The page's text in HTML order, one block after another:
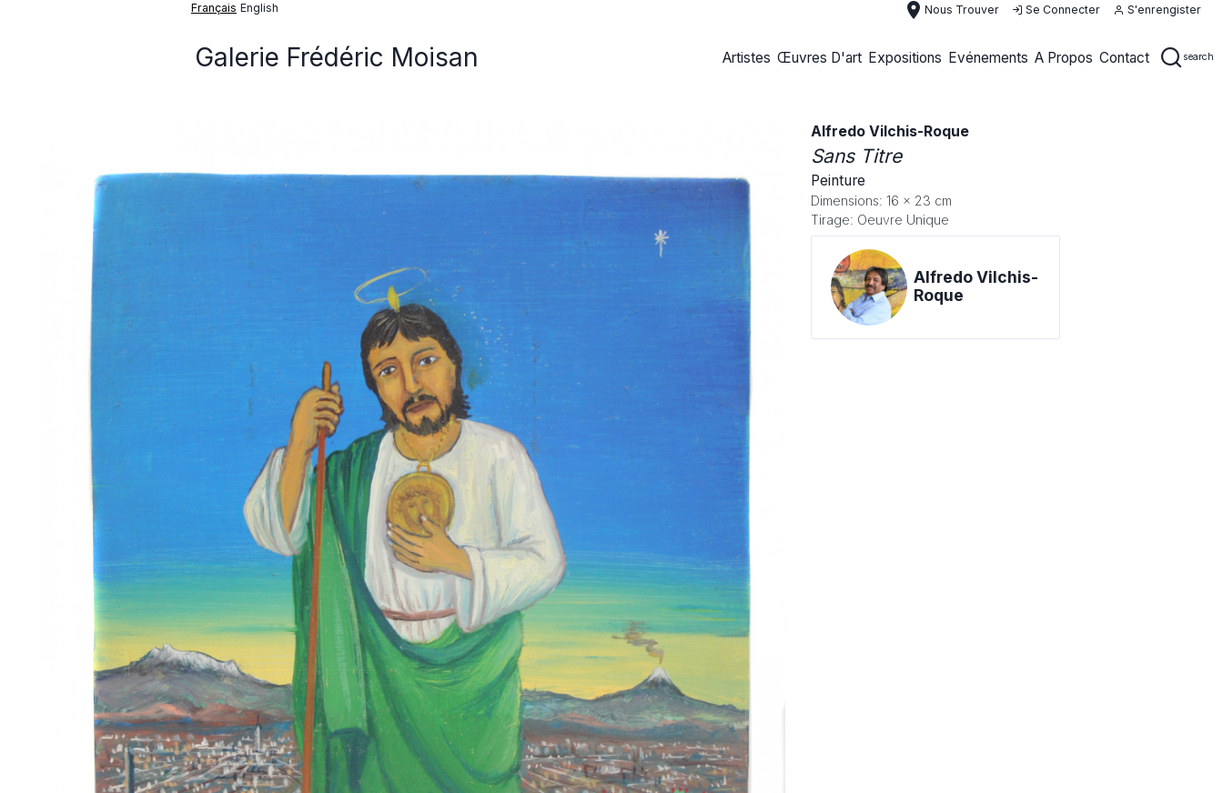
Français English place Nous Trouver Se Connecter S'enrengister
Galerie Frédéric Moisan Artistes Œuvres D'art Expositions Evénements A Propos Contact search
Alfredo Vilchis-Roque
Sans Titre
Peinture
Dimensions: 16 x 23 cm
Tirage: Oeuvre Unique
Alfredo Vilchis-
Roque